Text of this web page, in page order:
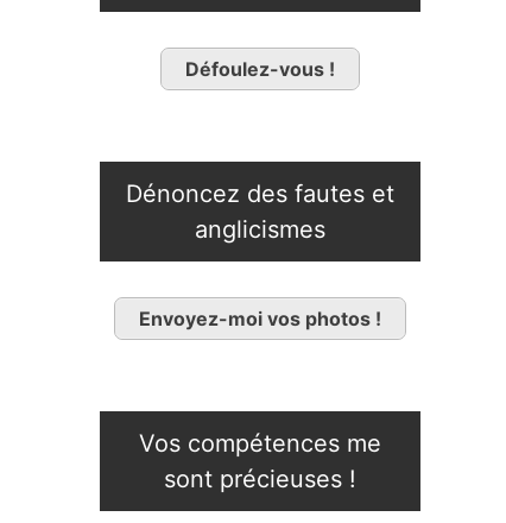
Défoulez-vous !
Dénoncez des fautes et
anglicismes
Envoyez-moi vos photos !
Vos compétences me
sont précieuses !